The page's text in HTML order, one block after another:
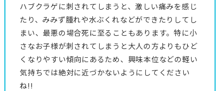
ハブクラゲに刺されてしまうと、激しい痛みを感じ
たり、みみず腫れや水ぶくれなどができたりしてし
まい、最悪の場合死に至ることもあります。特に小
さなお子様が刺されてしまうと大人の方よりもひど
くなりやすい傾向にあるため、興味本位などの軽い
気持ちでは絶対に近づかないようにしてください
ね!!